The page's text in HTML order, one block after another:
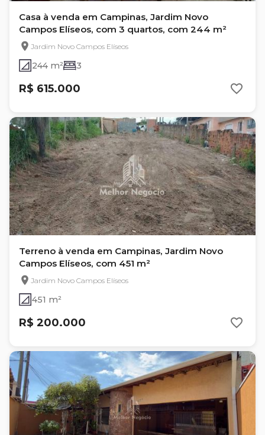
Casa à venda em Campinas, Jardim Novo
Campos Elíseos, com 3 quartos, com 244 m²
Jardim Novo Campos Elíseos
244 m² 3
R$ 615.000
Terreno à venda em Campinas, Jardim Novo
Campos Elíseos, com 451 m²
Jardim Novo Campos Elíseos
451 m²
R$ 200.000